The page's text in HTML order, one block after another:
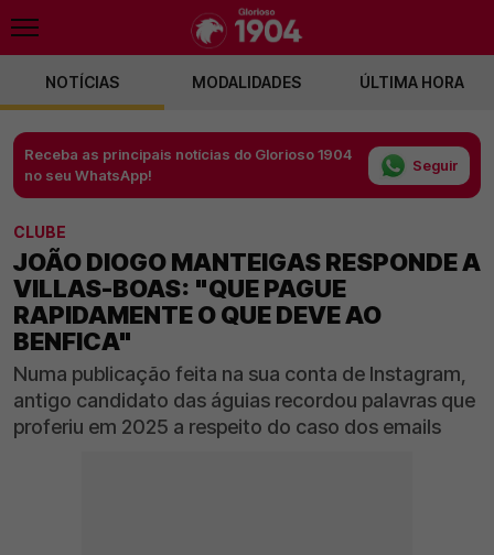
NOTÍCIAS MODALIDADES ÚLTIMA HORA
Receba as principais notícias do Glorioso 1904
no seu WhatsApp!
Seguir
CLUBE
JOÃO DIOGO MANTEIGAS RESPONDE A
VILLAS-BOAS: "QUE PAGUE
RAPIDAMENTE O QUE DEVE AO
BENFICA"
Numa publicação feita na sua conta de Instagram,
antigo candidato das águias recordou palavras que
proferiu em 2025 a respeito do caso dos emails